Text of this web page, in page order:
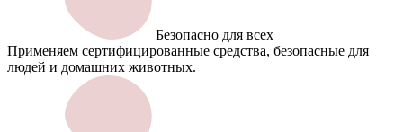
Безопасно для всех
Применяем сертифицированные средства, безопасные для
людей и домашних животных.